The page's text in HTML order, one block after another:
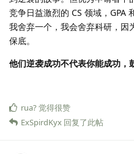
竞争日益激烈的 CS 领域，GPA
我舍弃一个，我会舍弃科研，因
保底。
他们逆袭成功不代表你能成功，
rua?觉得很赞
ExSpirdKyx 回复了此帖